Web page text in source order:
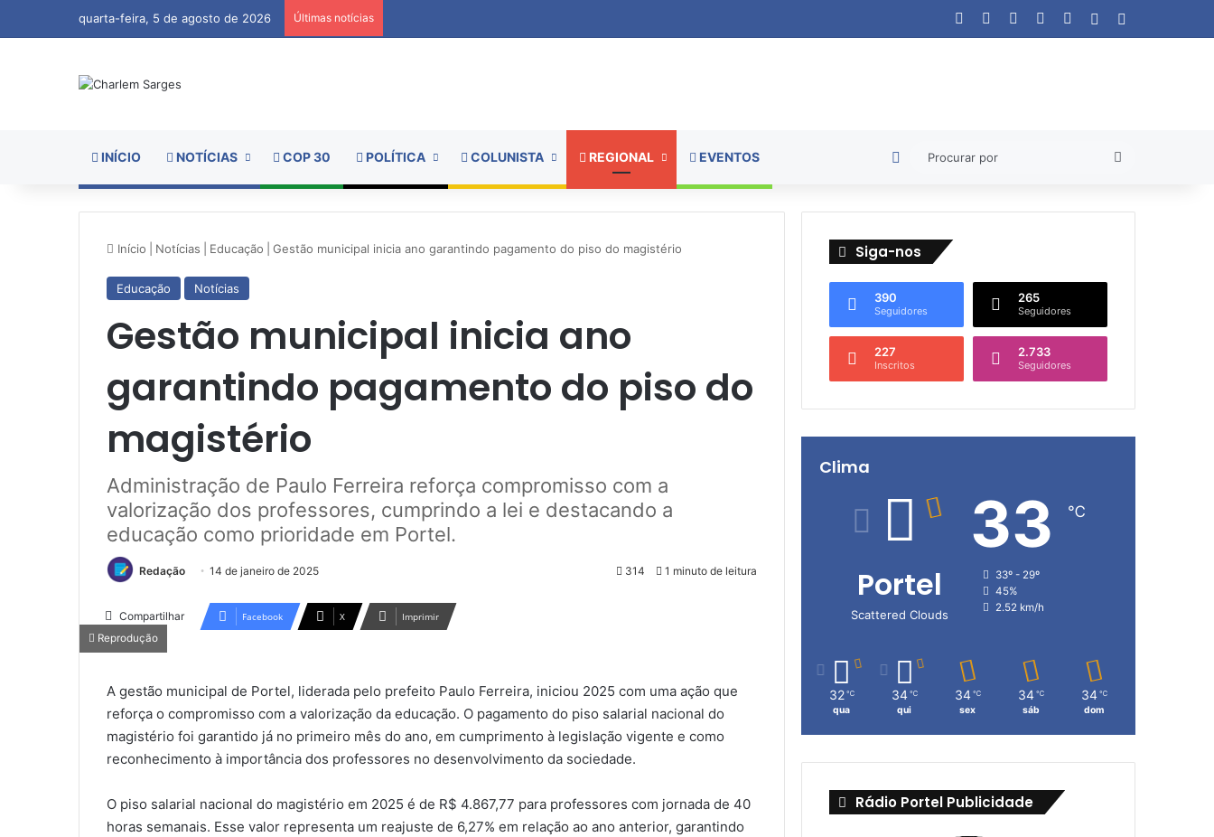
quarta-feira, 5 de agosto de 2026 Últimas notícias Facebook YouTubeInstagramWhatsAppArtigo aleatório
INÍCIO NOTÍCIAS COP 30 POLÍTICA COLUNISTA REGIONAL EVENTOS Artigo aleatório
Início Notícias Educação Gestão municipal inicia ano garantindo pagamento do piso do magistério
Educação Notícias
Gestão municipal inicia ano
garantindo pagamento do piso do
magistério
Administração de Paulo Ferreira reforça compromisso com a
valorização dos professores, cumprindo a lei e destacando a
educação como prioridade em Portel.
Redação 14 de janeiro de 2025 314 1 minuto de leitura
Compartilhar Facebook X
Imprimir
Reprodução
A gestão municipal de Portel, liderada pelo prefeito Paulo Ferreira, iniciou 2025 com uma ação que
reforça o compromisso com a valorização da educação. O pagamento do piso salarial nacional do
magistério foi garantido já no primeiro mês do ano, em cumprimento à legislação vigente e como
reconhecimento à importância dos professores no desenvolvimento da sociedade.
O piso salarial nacional do magistério em 2025 é de R$ 4.867,77 para professores com jornada de 40
horas semanais. Esse valor representa um reajuste de 6,27% em relação ao ano anterior, garantindo
Siga-nos
390
Seguidores
265
Seguidores
227
Inscritos
2.733
Seguidores
Clima
Portel
Scattered Clouds
33 ℃
33º - 29º
45%
2.52 km/h
32 ℃
qua
34 ℃
qui
34 ℃
sex
34 ℃
sáb
34 ℃
dom
Rádio Portel Publicidade